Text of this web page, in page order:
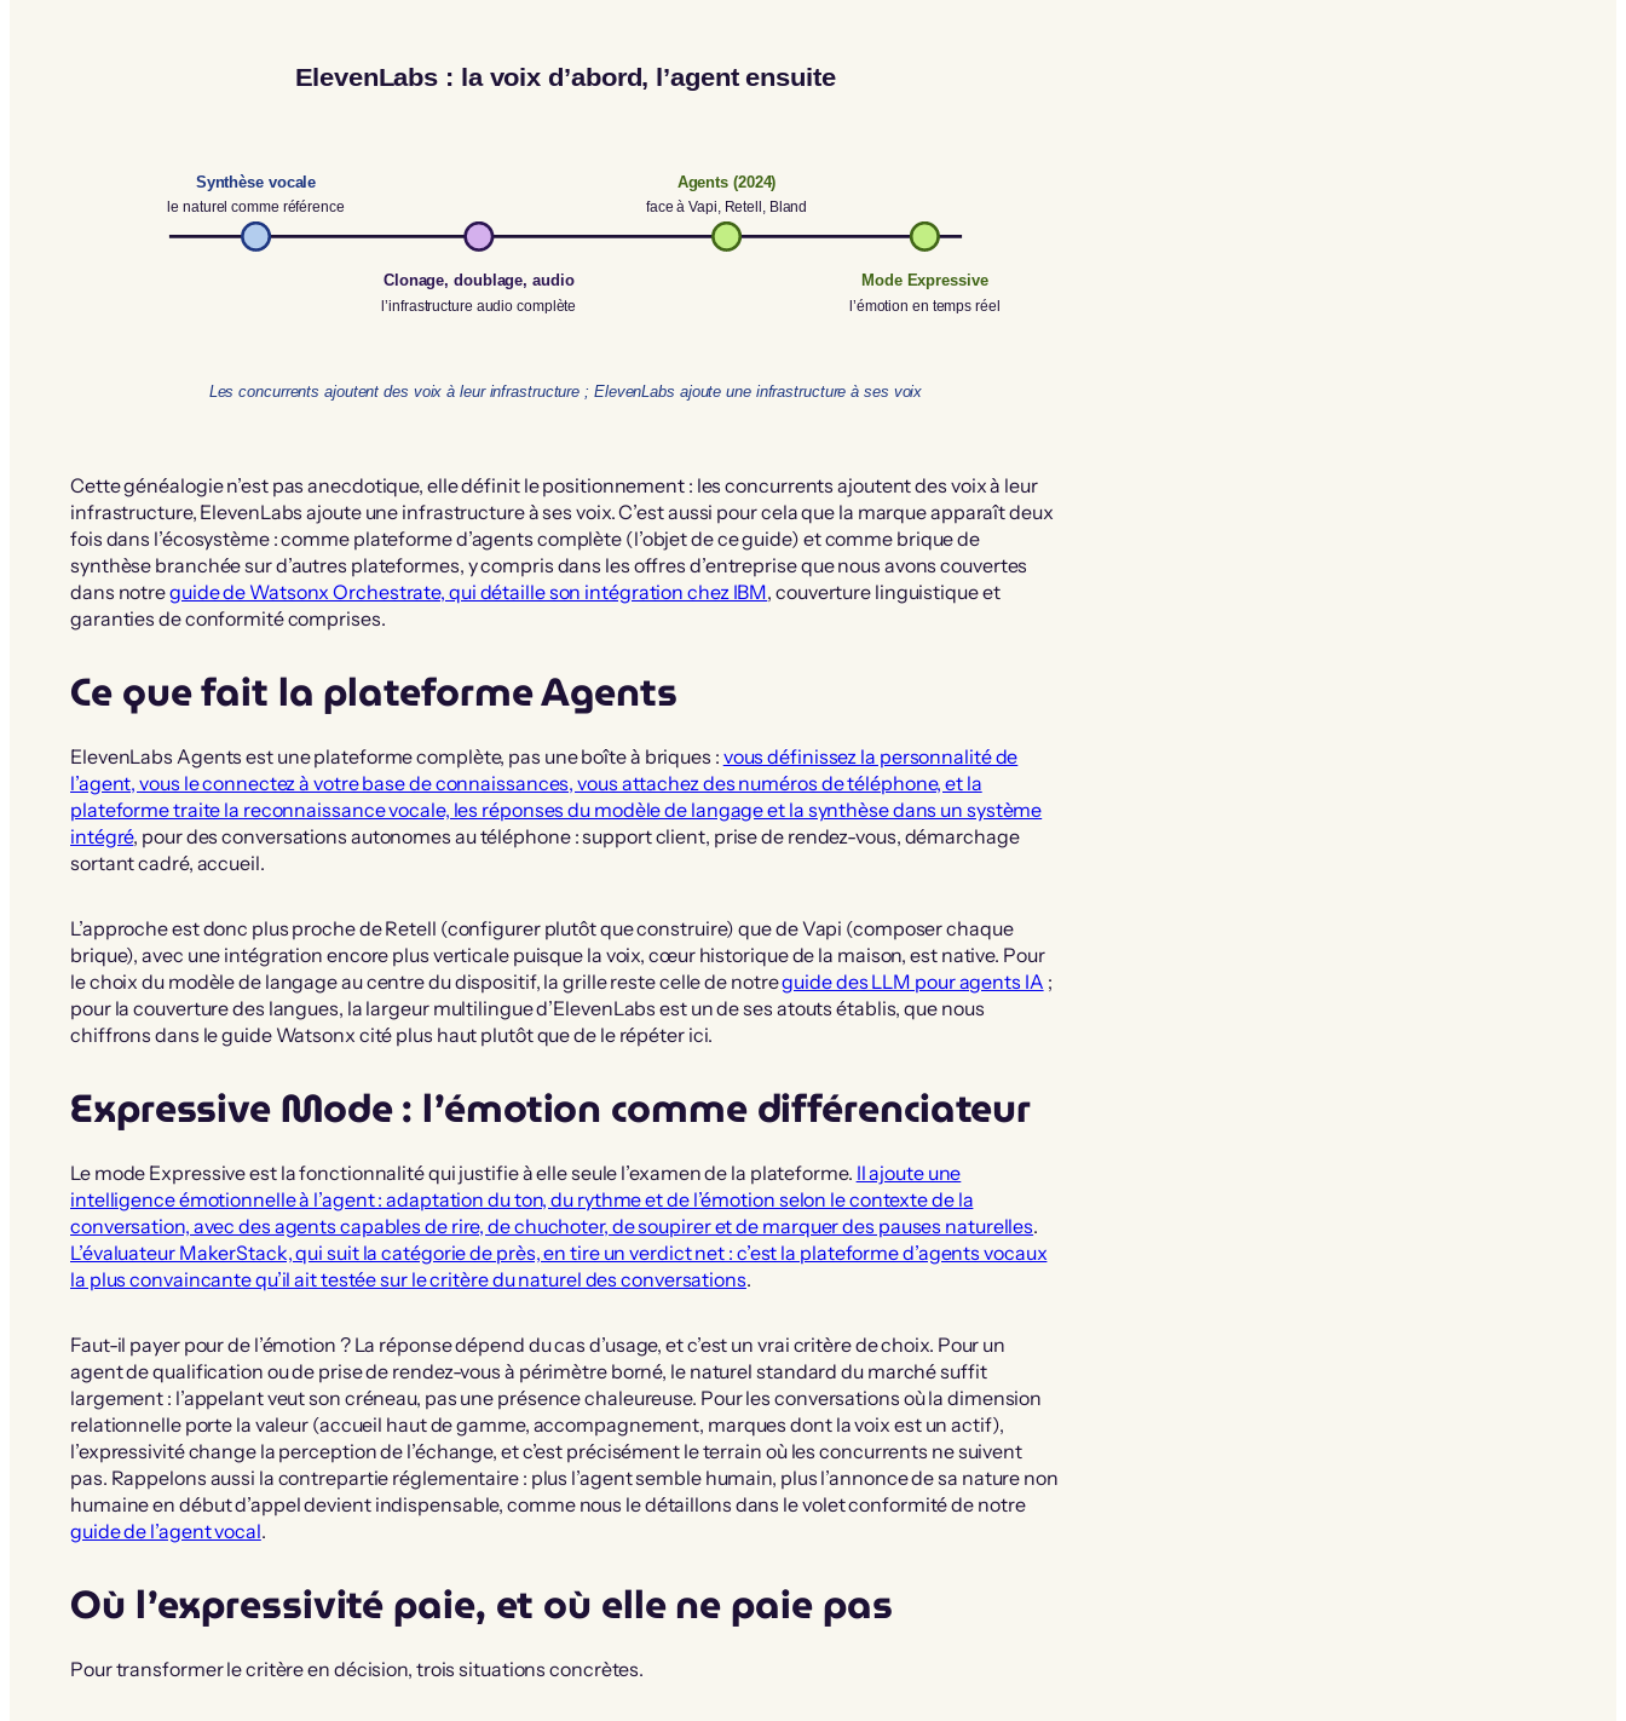
ElevenLabs : la voix d’abord, l’agent ensuite
Synthèse vocale
le naturel comme référence
Clonage, doublage, audio
l’infrastructure audio complète
Agents (2024)
face à Vapi, Retell, Bland
Mode Expressive
l’émotion en temps réel
Les concurrents ajoutent des voix à leur infrastructure ; ElevenLabs ajoute une infrastructure à ses voix
Cette généalogie n’est pas anecdotique, elle définit le positionnement : les concurrents ajoutent des voix à leur
infrastructure, ElevenLabs ajoute une infrastructure à ses voix. C’est aussi pour cela que la marque apparaît deux
fois dans l’écosystème : comme plateforme d’agents complète (l’objet de ce guide) et comme brique de
synthèse branchée sur d’autres plateformes, y compris dans les offres d’entreprise que nous avons couvertes
dans notreguide de Watsonx Orchestrate, qui détaille son intégration chez IBM, couverture linguistique et
garanties de conformité comprises.
Ce que fait la plateforme Agents
ElevenLabs Agents est une plateforme complète, pas une boîte à briques : vous définissez la personnalité de
l’agent, vous le connectez à votre base de connaissances, vous attachez des numéros de téléphone, et la
plateforme traite la reconnaissance vocale, les réponses du modèle de langage et la synthèse dans un système
intégré, pour des conversations autonomes au téléphone : support client, prise de rendez-vous, démarchage
sortant cadré, accueil.
L’approche est donc plus proche de Retell (configurer plutôt que construire) que de Vapi (composer chaque
brique), avec une intégration encore plus verticale puisque la voix, cœur historique de la maison, est native. Pour
le choix du modèle de langage au centre du dispositif, la grille reste celle de notreguide des LLM pour agents IA ;
pour la couverture des langues, la largeur multilingue d’ElevenLabs est un de ses atouts établis, que nous
chiffrons dans le guide Watsonx cité plus haut plutôt que de le répéter ici.
Expressive Mode : l’émotion comme différenciateur
Le mode Expressive est la fonctionnalité qui justifie à elle seule l’examen de la plateforme. Il ajoute une
intelligence émotionnelle à l’agent : adaptation du ton, du rythme et de l’émotion selon le contexte de la
conversation, avec des agents capables de rire, de chuchoter, de soupirer et de marquer des pauses naturelles.
L’évaluateur MakerStack, qui suit la catégorie de près, en tire un verdict net : c’est la plateforme d’agents vocaux
la plus convaincante qu’il ait testée sur le critère du naturel des conversations.
Faut-il payer pour de l’émotion ? La réponse dépend du cas d’usage, et c’est un vrai critère de choix. Pour un
agent de qualification ou de prise de rendez-vous à périmètre borné, le naturel standard du marché suffit
largement : l’appelant veut son créneau, pas une présence chaleureuse. Pour les conversations où la dimension
relationnelle porte la valeur (accueil haut de gamme, accompagnement, marques dont la voix est un actif),
l’expressivité change la perception de l’échange, et c’est précisément le terrain où les concurrents ne suivent
pas. Rappelons aussi la contrepartie réglementaire : plus l’agent semble humain, plus l’annonce de sa nature non
humaine en début d’appel devient indispensable, comme nous le détaillons dans le volet conformité de notre
guide de l’agent vocal.
Où l’expressivité paie, et où elle ne paie pas
Pour transformer le critère en décision, trois situations concrètes.